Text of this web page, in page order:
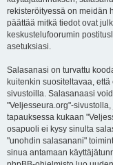
rekisteröityessä on meidän
päättää mitkä tiedot ovat
keskustelufoorumin
asetuksiasi.
Salasanasi on turvattu
kuitenkin suositeltavaa,
sivustoilla. Salasanaasi
"Veljesseura.org"-
tapauksessa kukaan
osapuoli ei kysy sinulta
"unohdin salasanani"
sinua antamaan